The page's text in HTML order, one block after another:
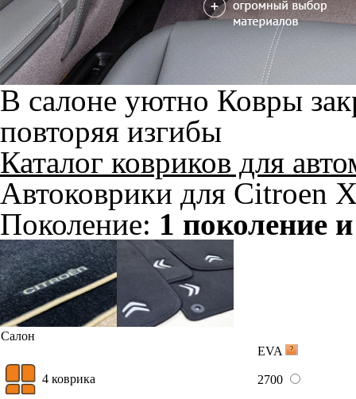
В салоне уютно Ковры
повторяя изгибы
Каталог ковриков для
Автоковрики для Citroen
Поколение: 1 поколение
Салон
EVA
4 коврика 2700